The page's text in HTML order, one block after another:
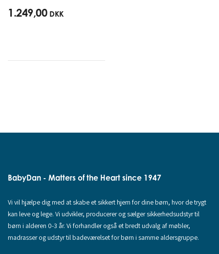
1.249,00 DKK
BabyDan - Matters of the Heart since 1947
Vi vil hjælpe dig med at skabe et sikkert hjem for dine børn, hvor de trygt
kan leve og lege. Vi udvikler, producerer og sælger sikkerhedsudstyr til
børn i alderen 0-3 år. Vi forhandler også et bredt udvalg af møbler,
madrasser og udstyr til badeværelset for børn i samme aldersgruppe.